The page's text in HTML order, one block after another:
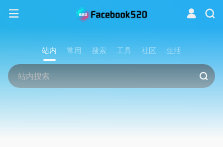
站内 常用 搜索 工具 社区 生活